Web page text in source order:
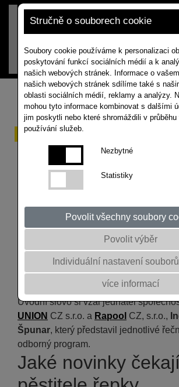
Stručně o souborech cookie
Soubory cookie používáme k personalizaci
poskytování funkcí sociálních médií a k
našich webových stránek. Informace o
našich webových stránek sdílíme také s
oblasti sociálních médií, reklamy a analýzy.
mohou tyto informace kombinovat s dalšími
jim poskytli nebo které shromáždili v průběhu
používání služeb.
Nezbytné
Statistiky
Povolit všechny soubory
Povolit výběr
Individuální nastavení
více informací
Rekordní účast
konferenci
velký zájem o
zemědělství
Tradiční Jarní konference SAATEN-
přilákala více než 130 účastníků.
osivářských a distribučních firem z
republiky, ale i menší zemědělci a
Úvodní slovo si vzal jednatel
UNION CZ s.r.o. a Rapool CZ, s.r.o.,
Špunar, který představil jednotlivé
odborný program.
Jaké novinky